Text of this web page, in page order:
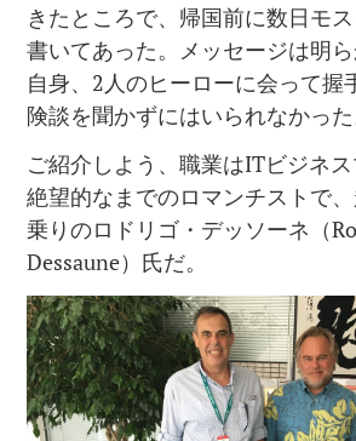
きたところで、帰国前に数日モ
書いてあった。メッセージは明
自身、2人のヒーローに会って握
険談を聞かずにはいられなかった
ご紹介しよう、職業はITビジネ
絶望的なまでのロマンチストで
乗りのロドリゴ・デッソーネ（
Dessaune）氏だ。